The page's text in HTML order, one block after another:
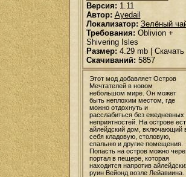
Версия: 1.11
Автор: Ayedail
Локализатор: Зелёный
Требования: Oblivion +
Shivering Isles
Размер: 4.29 mb | Скачать
Скачиваний: 5857
Этот мод добавляет Остров
Мечтателей в новом
небольшом мире. Он может
быть неплохим местом, где
можно отдохнуть и
расслабиться без ежедневных
неприятностей. На острове
айлейдский дом, включающий
себя кладовую, столовую,
спальню и другие помещения.
Попасть на остров можно
портал в пещере, которая
находится напротив
руин Вейонд возле Лейавиина.